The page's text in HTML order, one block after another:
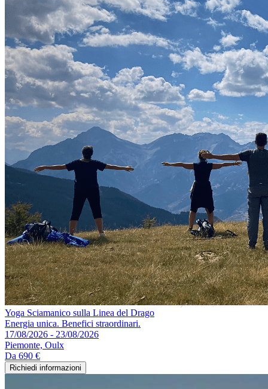
Yoga Sciamanico sulla Linea del Drago
Energia unica. Benefici straordinari.
17/08/2026 - 23/08/2026
Piemonte, Oulx
Da 690 €
Richiedi informazioni